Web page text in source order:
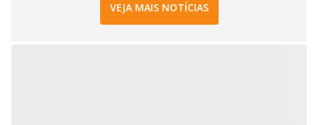
VEJA MAIS NOTÍCIAS